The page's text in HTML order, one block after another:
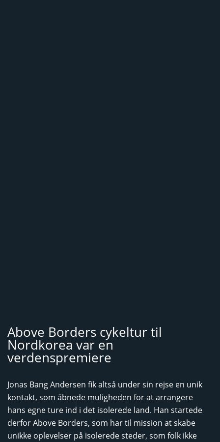
Above Borders cykeltur til
Nordkorea var en
verdenspremiere
Jonas Bang Andersen fik altså under sin rejse en unik
kontakt, som åbnede muligheden for at arrangere
hans egne ture ind i det isolerede land. Han startede
derfor Above Borders, som har til mission at skabe
unikke oplevelser på isolerede steder, som folk ikke